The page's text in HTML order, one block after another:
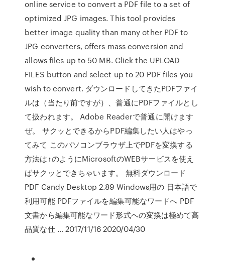
online service to convert a PDF file to a set of
optimized JPG images. This tool provides
better image quality than many other PDF to
JPG converters, offers mass conversion and
allows files up to 50 MB. Click the UPLOAD
FILES button and select up to 20 PDF files you
wish to convert. ダウンロードしてきたPDFファイ
ルは（当たり前ですが）、普通にPDFファイルとし
て扱われます。 Adobe Readerで普通に開けます
ぜ。 サクッとできるからPDF編集したい人はやっ
てみて このパソコンブラウザ上でPDFを変換する
方法は↑のようにMicrosoftのWEBサービスを使え
ばサクッとできちゃいます。 無料ダウンロード
PDF Candy Desktop 2.89 Windows用の 日本語で
利用可能 PDFファイルを編集可能なワードへ PDF
文書から編集可能なワード形式への変換は極めて高
品質な仕 … 2017/11/16 2020/04/30